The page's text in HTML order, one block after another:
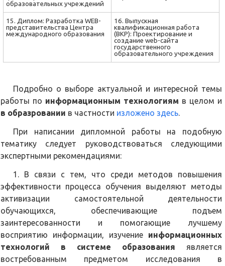
образовательных учреждений
15. Диплом: Разработка WEB-
представительства Центра
международного образования
16. Выпускная
квалификационная работа
(ВКР): Проектирование и
создание web-сайта
государственного
образовательного учреждения
Подробно о выборе актуальной и интересной темы
работы по информационным технологиям в целом и
в образровании в частности изложено здесь.
При написании дипломной работы на подобную
тематику следует руководствоваться следующими
экспертными рекомендациями:
1. В связи с тем, что среди методов повышения
эффективности процесса обучения выделяют методы
активизации самостоятельной деятельности
обучающихся, обеспечивающие подъем
заинтересованности и помогающие лучшему
восприятию информации, изучение информационных
технологий в системе образования является
востребованным предметом исследования в